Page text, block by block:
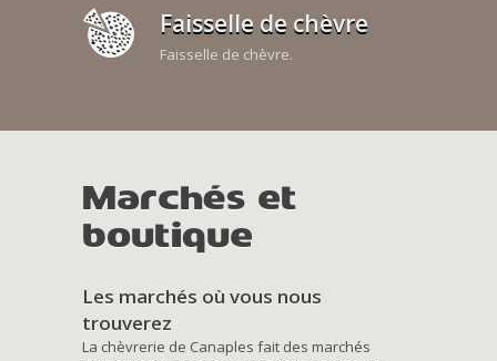
Faisselle de chèvre
Faisselle de chèvre.
Marchés et
boutique
Les marchés où vous nous
trouverez
La chèvrerie de Canaples fait des marchés